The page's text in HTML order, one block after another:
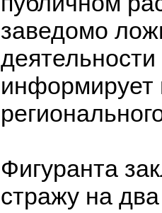
заведомо
информирует
Фигуранта
стражу на